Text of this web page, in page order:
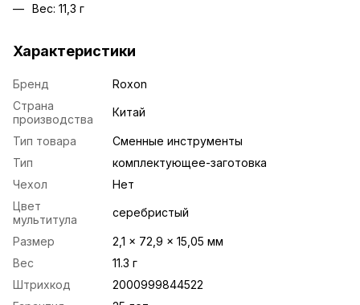
Вес: 11,3 г
Характеристики
Бренд
Roxon
Страна
производства
Китай
Тип товара
Сменные инструменты
Тип
комплектующее-заготовка
Чехол
Нет
Цвет
мультитула
серебристый
Размер
2,1 × 72,9 × 15,05 мм
Вес
11.3 г
Штрихкод
2000999844522